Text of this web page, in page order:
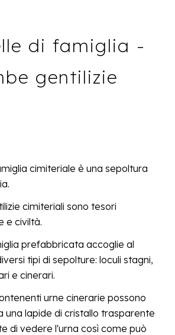
di famiglia -
gentilizie
cimiteriale è una sepoltura
cimiteriali sono tesori
e civiltà.
prefabbricata accoglie al
tipi di sepolture: loculi stagni,
e cinerari.
urne cinerarie possono
una lapide di cristallo trasparente
divedere l'urna così come può